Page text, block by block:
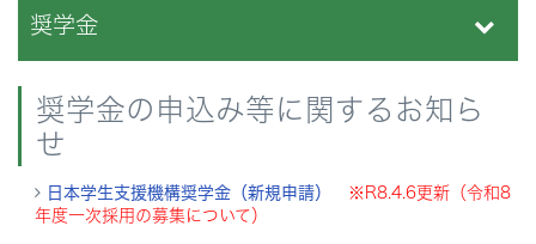
奨学金
奨学金の申込み等に関するお知ら
せ
日本学生支援機構奨学金（新規申請） ※R8.4.6更新（令和8
年度一次採用の募集について）